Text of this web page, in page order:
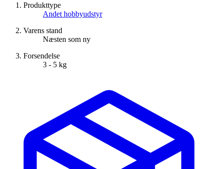
Produkttype
Andet hobbyudstyr
Varens stand
Næsten som ny
Forsendelse
3 - 5 kg